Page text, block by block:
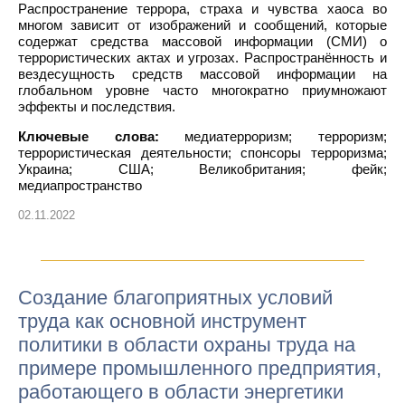
Распространение террора, страха и чувства хаоса во
многом зависит от изображений и сообщений, которые
содержат средства массовой информации (СМИ) о
террористических актах и угрозах. Распространённость и
вездесущность средств массовой информации на
глобальном уровне часто многократно приумножают
эффекты и последствия.
Ключевые слова: медиатерроризм; терроризм;
террористическая деятельности; спонсоры терроризма;
Украина; США; Великобритания; фейк;
медиапространство
02.11.2022
Создание благоприятных условий
труда как основной инструмент
политики в области охраны труда на
примере промышленного предприятия,
работающего в области энергетики